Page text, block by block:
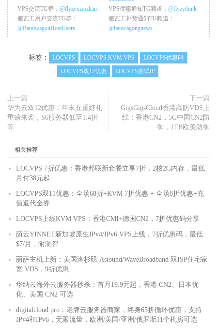
VPS交流TG群： @flyzyxiaozhan VPS优惠通知TG频道： @flyzythink
搬瓦工用户交流TG群：
@BandwagonHostUsers
搬瓦工补货通知TG频道：
@banwagongnews
标签： LOCVPS LOCVPS KVM VPS
LOCVPS优惠码
LOCVPS双12优惠
LOCVPS测试IP
上一篇
华为云双12优惠：年末五重好礼
重磅来袭，S6服务器低至1.4折
等
下一篇
GigsGigsCloud香港高防VDS上
线：香港CN2，5G中国CN2防
御，1TB欧美防御
相关推荐
LOCVPS 7折优惠：香港邦联新套餐立享7折，2核2G内存，最低
月付38元起
LOCVPS双11优惠：全场68折+KVM 7折优惠 + 全场8折优惠+充
值返代金券
LOCVPS上线KVM VPS：香港CMI+德国CN2，7折优惠码分享
荫云YINNET新加坡原生IPv4/IPv6 VPS上线，7折优惠码，最低
$7/月，附测评
丽萨主机上新：美国洛杉矶 Astound/WaveBroadband 双ISP住宅家
宽 VDS，9折优惠
华纳云海外云服务器秒杀：首月19.9元起，香港 CN2、日本优
化、美国 CN2 可选
digitalcloud.pro：老牌云服务器商家，终身65折循环优惠，支持
IPv4和IPv6，无限流量，欧洲/美国/亚洲/俄罗斯11个机房可选